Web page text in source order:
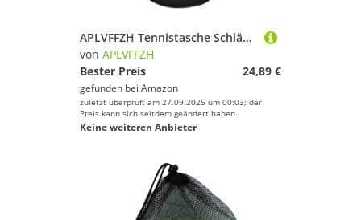
APLVFFZH Tennistasche Schlägertasche Umhängetasche Squash Tasche Badmintontasche Reißfest Und Verschleißfest Gebaut für Langlebigen Schutz für Reisen Und Freiz, Schwarz
von APLVFFZH
Bester Preis
24,89 €
gefunden bei Amazon
zuletzt überprüft am 27.09.2025 um 00:03; der
Preis kann sich seitdem geändert haben.
Keine weiteren Anbieter